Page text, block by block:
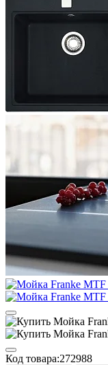
Код товара:272988